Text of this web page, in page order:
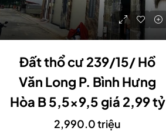
Đất thổ cư 239/15/ Hồ
Văn Long P. Bình Hưng
Hòa B 5,5×9,5 giá 2,99 tỷ
2,990.0 triệu